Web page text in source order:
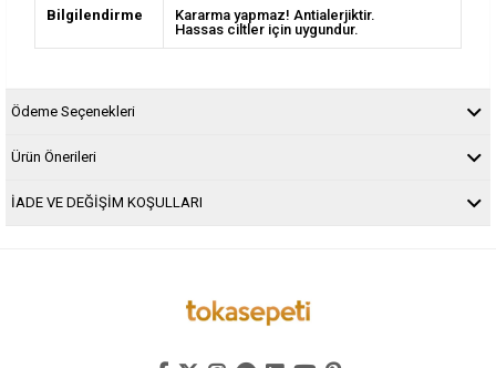
Bilgilendirme
Kararma yapmaz! Antialerjiktir.
Hassas ciltler için uygundur.
Ödeme Seçenekleri
Ürün Önerileri
İADE VE DEĞİŞİM KOŞULLARI